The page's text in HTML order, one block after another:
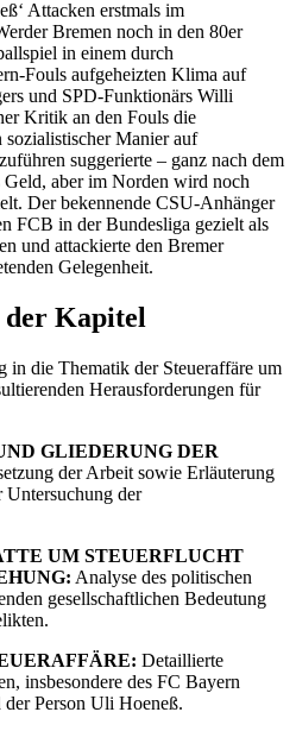
Attacken erstmals im
Bremen noch in den 80er
in einem durch
Fouls aufgeheizten Klima auf
und SPD-Funktionärs Willi
Kritik an den Fouls die
Manier auf
suggerierte – ganz nach dem
aber im Norden wird noch
Der bekennende CSU-Anhänger
FCB in der Bundesliga gezielt als
und attackierte den Bremer
Gelegenheit.
der Kapitel
in die Thematik der Steueraffäre um
Herausforderungen für
GLIEDERUNG DER
der Arbeit sowie Erläuterung
Untersuchung der
UM STEUERFLUCHT
Analyse des politischen
gesellschaftlichen Bedeutung
Detaillierte
insbesondere des FC Bayern
Person Uli Hoeneß.